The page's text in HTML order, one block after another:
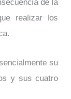
realizar los
su
y sus cuatro